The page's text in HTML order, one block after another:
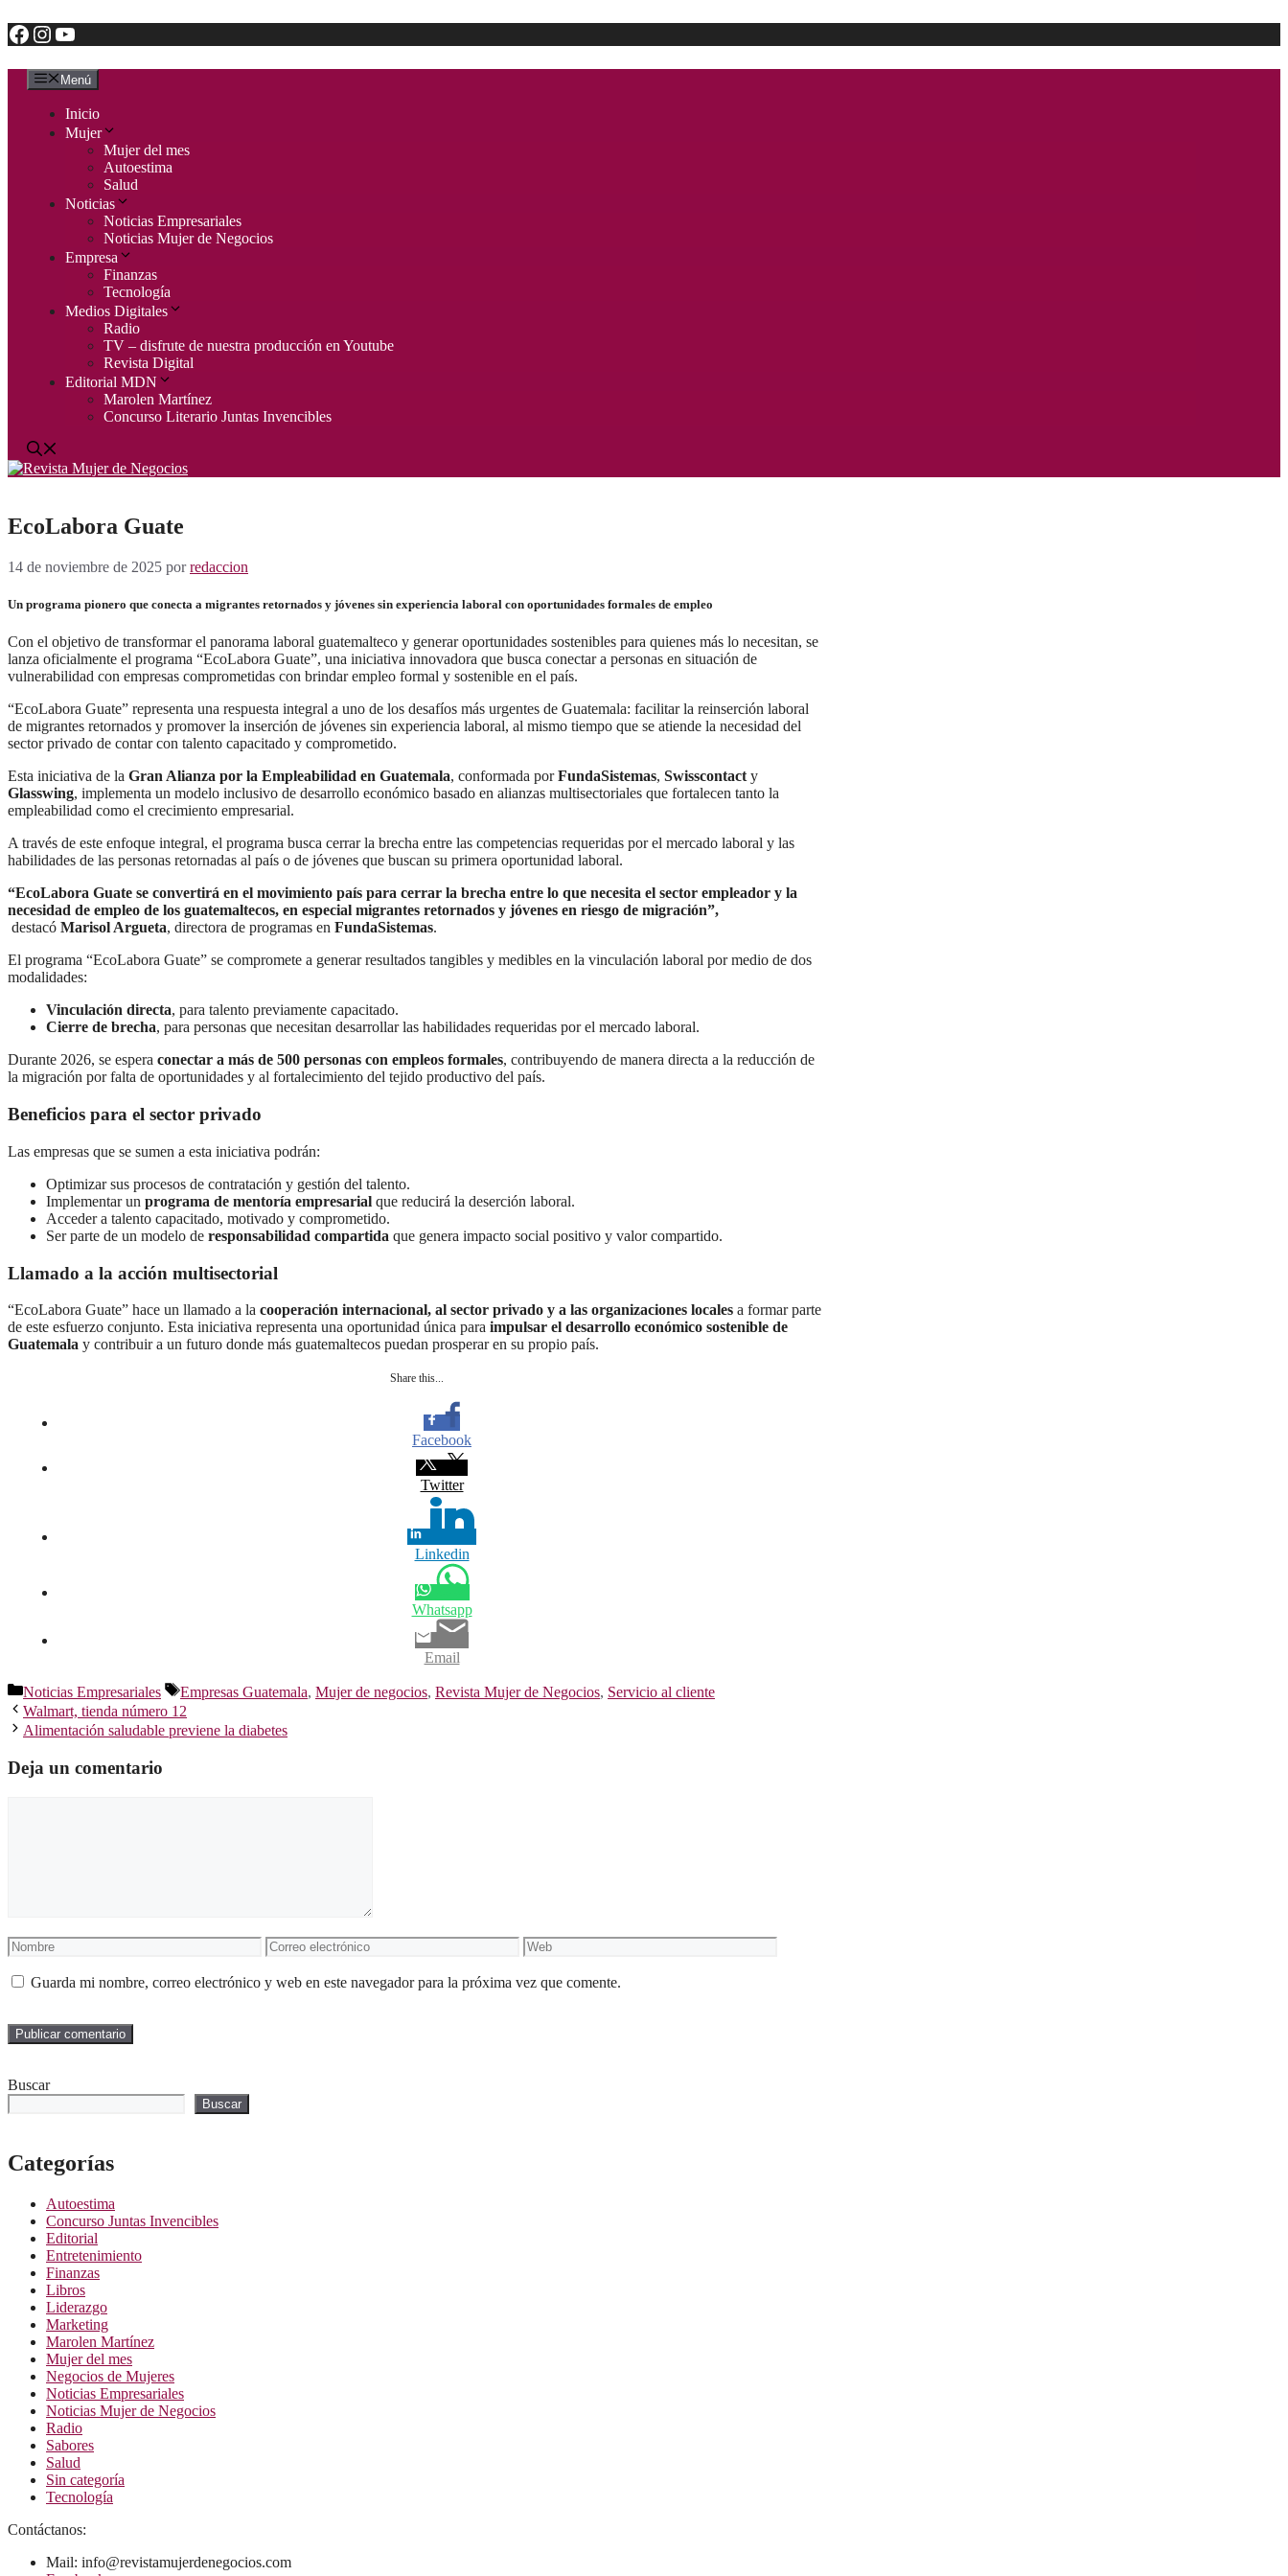
Saltar
al
Facebook
Instagram
YouTube
Menú
Inicio
Mujer
Mujer del mes
Autoestima
Salud
Noticias
Noticias Empresariales
Noticias Mujer de Negocios
Empresa
Finanzas
Tecnología
Medios Digitales
Radio
TV – disfrute de nuestra producción en Youtube
Revista Digital
Editorial MDN
Marolen Martínez
Concurso Literario Juntas Invencibles
EcoLabora Guate
14 de noviembre de 2025 porredaccion
Un programa pionero que conecta a migrantes retornados y jóvenes sin experiencia laboral con oportunidades formales de empleo
Con el objetivo de transformar el panorama laboral guatemalteco y generar oportunidades sostenibles para quienes más lo necesitan, se
lanza oficialmente el programa “EcoLabora Guate”, una iniciativa innovadora que busca conectar a personas en situación de
vulnerabilidad con empresas comprometidas con brindar empleo formal y sostenible en el país.
“EcoLabora Guate” representa una respuesta integral a uno de los desafíos más urgentes de Guatemala: facilitar la reinserción laboral
de migrantes retornados y promover la inserción de jóvenes sin experiencia laboral, al mismo tiempo que se atiende la necesidad del
sector privado de contar con talento capacitado y comprometido.
Esta iniciativa de la Gran Alianza por la Empleabilidad en Guatemala, conformada porFundaSistemas, Swisscontacty
Glasswing, implementa un modelo inclusivo de desarrollo económico basado en alianzas multisectoriales que fortalecen tanto la
empleabilidad como el crecimiento empresarial.
A través de este enfoque integral, el programa busca cerrar la brecha entre las competencias requeridas por el mercado laboral y las
habilidades de las personas retornadas al país o de jóvenes que buscan su primera oportunidad laboral.
“EcoLabora Guate se convertirá en el movimiento país para cerrar la brecha entre lo que necesita el sector empleador y la
necesidad de empleo de los guatemaltecos, en especial migrantes retornados y jóvenes en riesgo de migración”,
destacó Marisol Argueta, directora de programas en FundaSistemas.
El programa “EcoLabora Guate” se compromete a generar resultados tangibles y medibles en la vinculación laboral por medio de dos
modalidades:
Vinculación directa, para talento previamente capacitado.
Cierre de brecha, para personas que necesitan desarrollar las habilidades requeridas por el mercado laboral.
Durante 2026, se espera conectar a más de 500 personas con empleos formales, contribuyendo de manera directa a la reducción de
la migración por falta de oportunidades y al fortalecimiento del tejido productivo del país.
Beneficios para el sector privado
Las empresas que se sumen a esta iniciativa podrán:
Optimizar sus procesos de contratación y gestión del talento.
Implementar un programa de mentoría empresarial que reducirá la deserción laboral.
Acceder a talento capacitado, motivado y comprometido.
Ser parte de un modelo de responsabilidad compartida que genera impacto social positivo y valor compartido.
Llamado a la acción multisectorial
“EcoLabora Guate” hace un llamado a la cooperación internacional, al sector privado y a las organizaciones locales a formar parte
de este esfuerzo conjunto. Esta iniciativa representa una oportunidad única para impulsar el desarrollo económico sostenible de
Guatemala y contribuir a un futuro donde más guatemaltecos puedan prosperar en su propio país.
Share this...
Facebook
Twitter
Linkedin
Whatsapp
Email
Categorías
Noticias Empresariales Etiquetas
Empresas Guatemala, Mujer de negocios, Revista Mujer de Negocios, Servicio al cliente
Walmart, tienda número 12
Alimentación saludable previene la diabetes
Deja un comentario
Nombre
Correo
electrónico
Web
Guarda mi nombre, correo electrónico y web en este navegador para la próxima vez que comente.
Buscar
Buscar
Categorías
Autoestima
Concurso Juntas Invencibles
Editorial
Entretenimiento
Finanzas
Libros
Liderazgo
Marketing
Marolen Martínez
Mujer del mes
Negocios de Mujeres
Noticias Empresariales
Noticias Mujer de Negocios
Radio
Sabores
Salud
Sin categoría
Tecnología
Contáctanos:
Mail: info@revistamujerdenegocios.com